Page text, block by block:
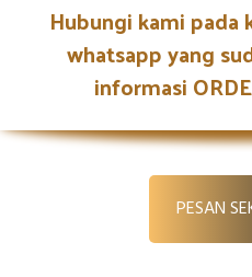
Hubungi kami
whatsapp yang
informasi
PESAN